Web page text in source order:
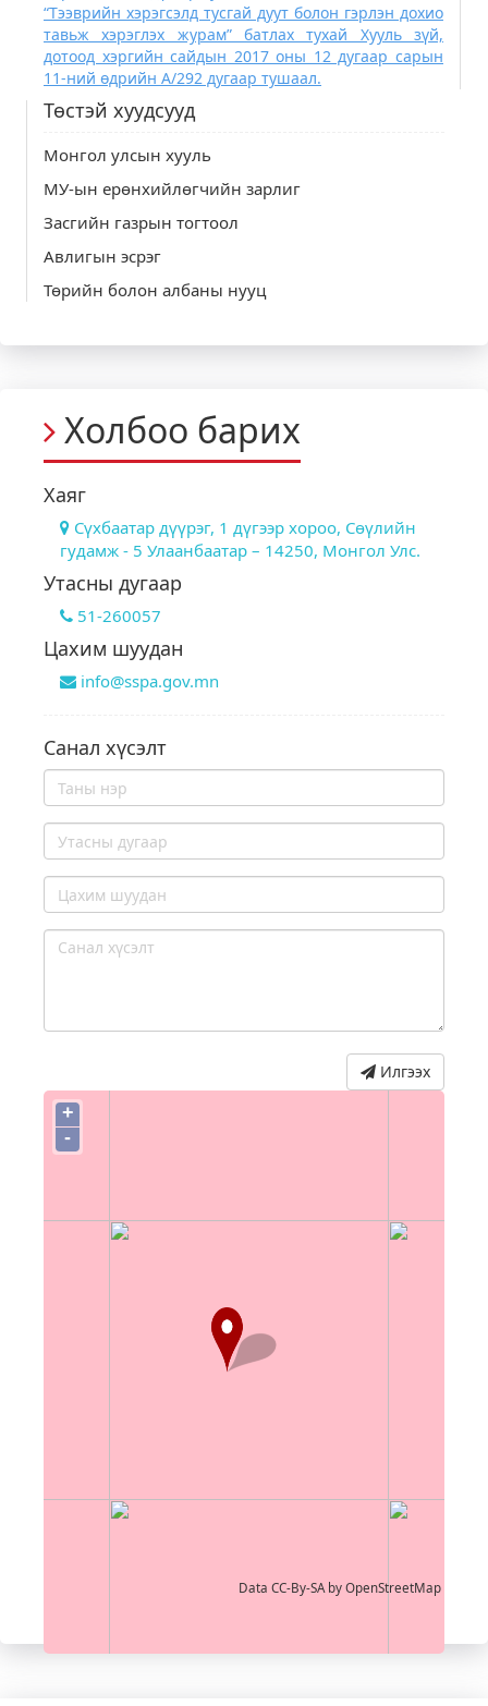
“Тээврийн хэрэгсэлд тусгай дуут болон гэрлэн дохио
тавьж хэрэглэх журам” батлах тухай Хууль зүй,
дотоод хэргийн сайдын 2017 оны 12 дугаар сарын
11-ний өдрийн А/292 дугаар тушаал.
Төстэй хуудсууд
Монгол улсын хууль
МУ-ын ерөнхийлөгчийн зарлиг
Засгийн газрын тогтоол
Авлигын эсрэг
Төрийн болон албаны нууц
Холбоо барих
Хаяг
Сүхбаатар дүүрэг, 1 дүгээр хороо, Сөүлийн
гудамж - 5 Улаанбаатар – 14250, Монгол Улс.
Утасны дугаар
51-260057
Цахим шуудан
info@sspa.gov.mn
Санал хүсэлт
Илгээх
+
-
Data CC-By-SA by OpenStreetMap